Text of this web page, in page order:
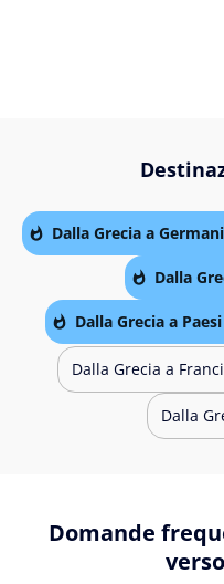
Dalla Grecia a
Dalla
Dalla Grecia a
Dalla Grecia a
Dalla
Domande